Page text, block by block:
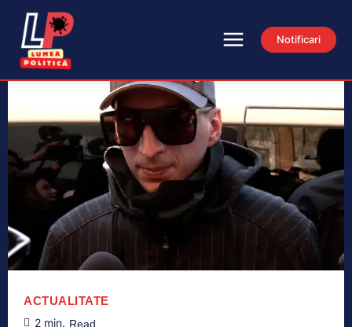
Notificari
ACTUALITATE
2 min. Read